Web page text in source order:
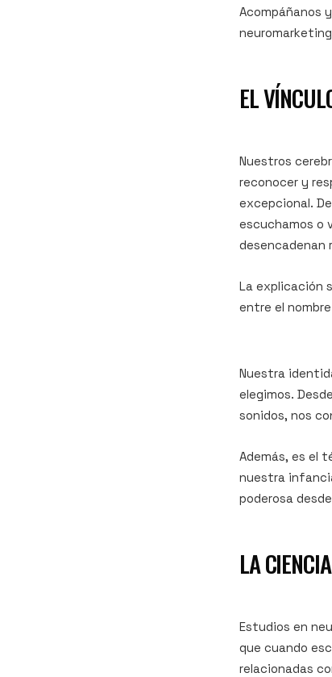
Acompáñanos
EL
Nuestros
reconocer y
excepcional.
escuchamos o
desencadenan
La explicación
entre el
Nuestra
elegimos.
sonidos, nos
Además, es el
nuestra
poderosa
LA
Estudios en
que cuando
relacionadas